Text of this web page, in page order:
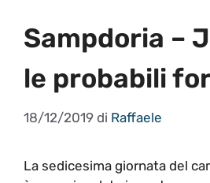
Sampdoria –
le probabili
18/12/2019 di Raffaele
La sedicesima giornata del